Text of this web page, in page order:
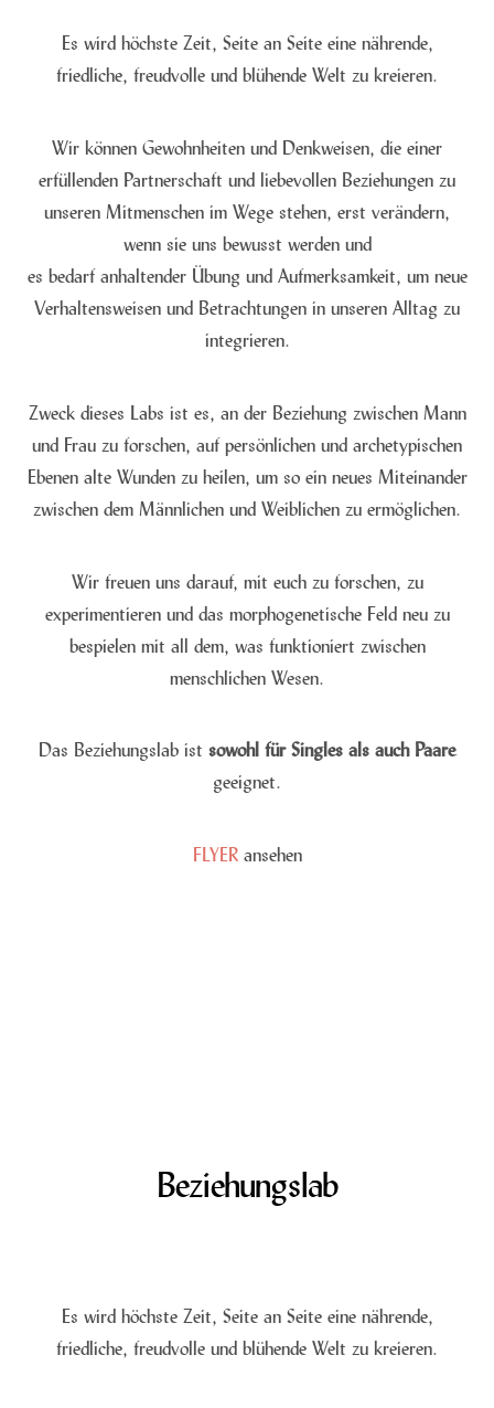
Es wird höchste Zeit, Seite an Seite eine nährende,
friedliche, freudvolle und blühende Welt zu kreieren.
Wir können Gewohnheiten und Denkweisen, die einer
erfüllenden Partnerschaft und liebevollen Beziehungen zu
unseren Mitmenschen im Wege stehen, erst verändern,
wenn sie uns bewusst werden und
es bedarf anhaltender Übung und Aufmerksamkeit, um neue
Verhaltensweisen und Betrachtungen in unseren Alltag zu
integrieren.
Zweck dieses Labs ist es, an der Beziehung zwischen Mann
und Frau zu forschen, auf persönlichen und archetypischen
Ebenen alte Wunden zu heilen, um so ein neues Miteinander
zwischen dem Männlichen und Weiblichen zu ermöglichen.
Wir freuen uns darauf, mit euch zu forschen, zu
experimentieren und das morphogenetische Feld neu zu
bespielen mit all dem, was funktioniert zwischen
menschlichen Wesen.
Das Beziehungslab ist sowohl für Singles als auch Paare
geeignet.
FLYERansehen
Beziehungslab
Es wird höchste Zeit, Seite an Seite eine nährende,
friedliche, freudvolle und blühende Welt zu kreieren.